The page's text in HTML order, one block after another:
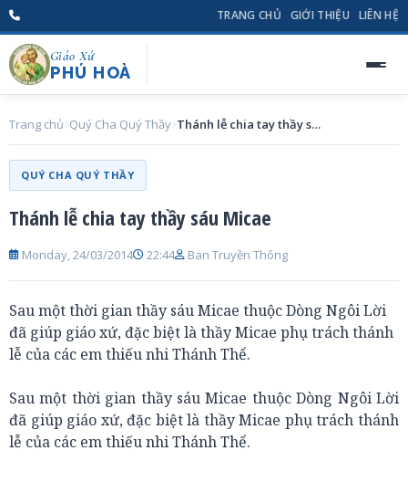
TRANG CHỦ GIỚI THIỆU LIÊN HỆ
Giáo Xứ
PHÚ HOÀ
Trang chủ Quý Cha Quý Thầy Thánh lễ chia tay thầy sáu Micae
QUÝ CHA QUÝ THẦY
Thánh lễ chia tay thầy sáu Micae
Monday, 24/03/2014 22:44 Ban Truyền Thông
Sau một thời gian thầy sáu Micae thuộc Dòng Ngôi Lời
đã giúp giáo xứ, đặc biệt là thầy Micae phụ trách thánh
lễ của các em thiếu nhi Thánh Thể.
Sau một thời gian thầy sáu Micae thuộc Dòng Ngôi Lời
đã giúp giáo xứ, đặc biệt là thầy Micae phụ trách thánh
lễ của các em thiếu nhi Thánh Thể.